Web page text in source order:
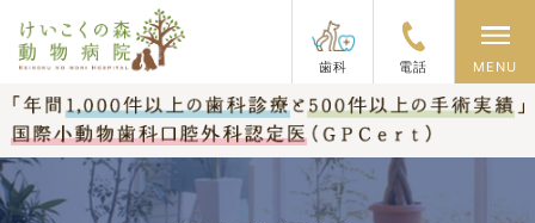
歯科 電話
メ
MENU